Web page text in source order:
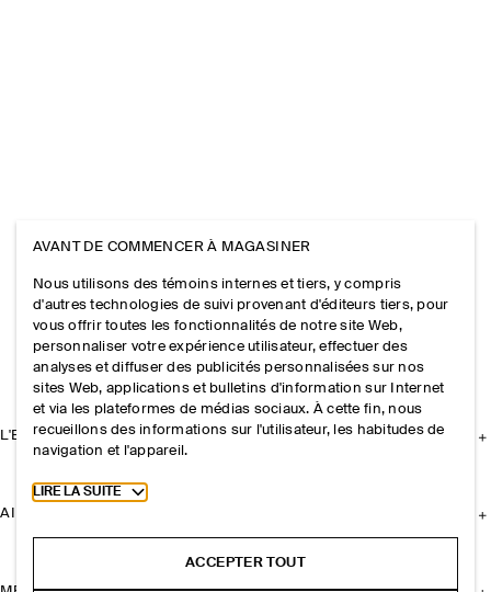
L'ENTREPRISE
AIDE
AVANT DE COMMENCER À MAGASINER
Nous utilisons des témoins internes et tiers, y compris
d'autres technologies de suivi provenant d'éditeurs tiers, pour
vous offrir toutes les fonctionnalités de notre site Web,
personnaliser votre expérience utilisateur, effectuer des
analyses et diffuser des publicités personnalisées sur nos
sites Web, applications et bulletins d'information sur Internet
et via les plateformes de médias sociaux. À cette fin, nous
recueillons des informations sur l'utilisateur, les habitudes de
navigation et l'appareil.
Toggle more cookie information
LIRE LA SUITE
ACCEPTER TOUT